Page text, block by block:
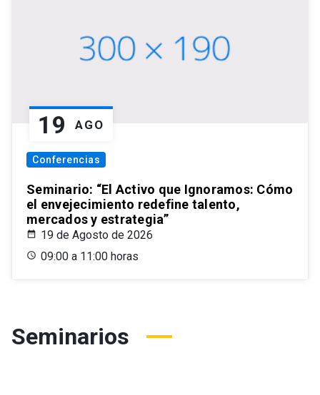
19 AGO
Conferencias
Seminario: “El Activo que Ignoramos: Cómo
el envejecimiento redefine talento,
mercados y estrategia”
19 de Agosto de 2026
09:00 a 11:00 horas
Seminarios